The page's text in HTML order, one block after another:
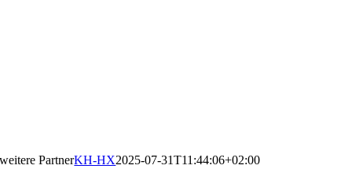
weitere PartnerKH-HX2025-07-31T11:44:06+02:00